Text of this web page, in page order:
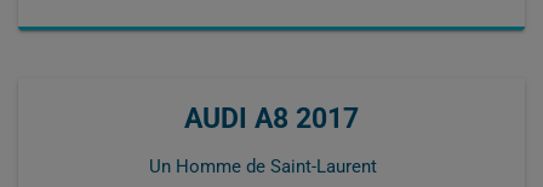
AUDI A8 2017
Un Homme de Saint-Laurent